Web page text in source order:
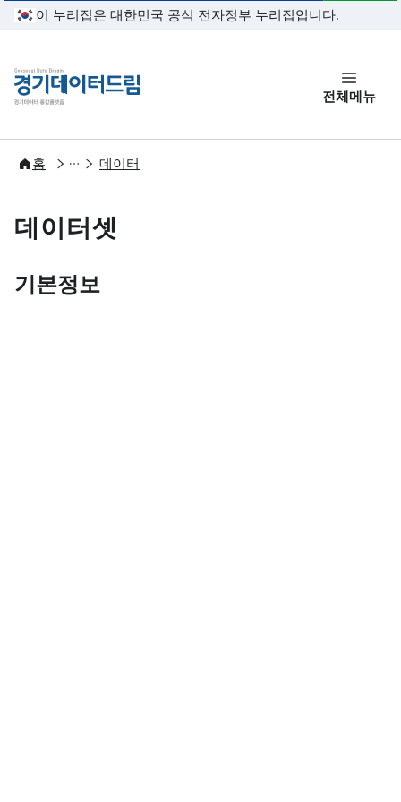
본문 바로가기
이 누리집은 대한민국 공식 전자정부 누리집입니다.
경기데이터드림
전체메뉴
홈
개방 데이터
데이터셋
기본정보